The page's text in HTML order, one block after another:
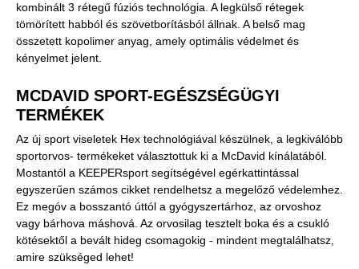
kombinált 3 rétegű fúziós technológia. A legkülső rétegek
tömörített habból és szövetborításból állnak. A belső mag
összetett kopolimer anyag, amely optimális védelmet és
kényelmet jelent.
MCDAVID SPORT-EGÉSZSÉGÜGYI
TERMÉKEK
Az új sport viseletek Hex technológiával készülnek, a legkiválóbb
sportorvos- termékeket választottuk ki a McDavid kínálatából.
Mostantól a KEEPERsport segítségével egérkattintással
egyszerűen számos cikket rendelhetsz a megelőző védelemhez.
Ez megóv a bosszantó úttól a gyógyszertárhoz, az orvoshoz
vagy bárhova máshová. Az orvosilag tesztelt boka és a csukló
kötésektől a bevált hideg csomagokig - mindent megtalálhatsz,
amire szükséged lehet!